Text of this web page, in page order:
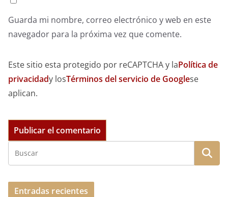
Guarda mi nombre, correo electrónico y web en este
navegador para la próxima vez que comente.
Este sitio esta protegido por reCAPTCHA y laPolítica de
privacidady losTérminos del servicio de Googlese
aplican.
Entradas recientes